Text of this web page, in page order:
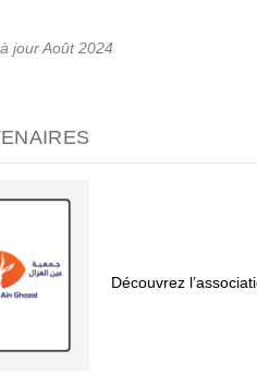
jour Août 2024
Découvrez